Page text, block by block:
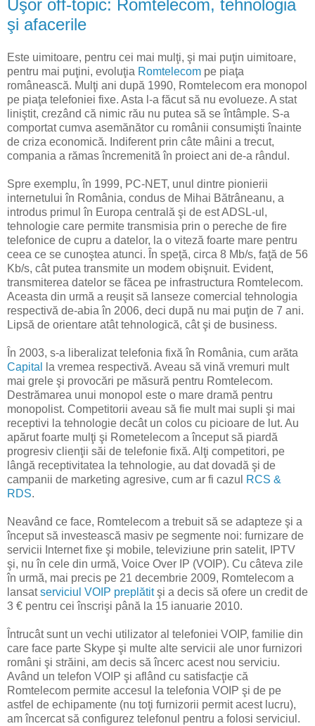
Uşor off-topic: Romtelecom, tehnologia
şi afacerile
Este uimitoare, pentru cei mai mulţi, şi mai puţin uimitoare,
pentru mai puţini, evoluţia Romtelecom pe piaţa
românească. Mulţi ani după 1990, Romtelecom era monopol
pe piaţa telefoniei fixe. Asta l-a făcut să nu evolueze. A stat
liniştit, crezând că nimic rău nu putea să se întâmple. S-a
comportat cumva asemănător cu românii consumişti înainte
de criza economică. Indiferent prin câte mâini a trecut,
compania a rămas încremenită în proiect ani de-a rândul.
Spre exemplu, în 1999, PC-NET, unul dintre pionierii
internetului în România, condus de Mihai Bătrâneanu, a
introdus primul în Europa centrală şi de est ADSL-ul,
tehnologie care permite transmisia prin o pereche de fire
telefonice de cupru a datelor, la o viteză foarte mare pentru
ceea ce se cunoştea atunci. În speţă, circa 8 Mb/s, faţă de 56
Kb/s, cât putea transmite un modem obişnuit. Evident,
transmiterea datelor se făcea pe infrastructura Romtelecom.
Aceasta din urmă a reuşit să lanseze comercial tehnologia
respectivă de-abia în 2006, deci după nu mai puţin de 7 ani.
Lipsă de orientare atât tehnologică, cât şi de business.
În 2003, s-a liberalizat telefonia fixă în România, cum arăta
Capital
la vremea respectivă. Aveau să vină vremuri mult
mai grele şi provocări pe măsură pentru Romtelecom.
Destrămarea unui monopol este o mare dramă pentru
monopolist. Competitorii aveau să fie mult mai supli şi mai
receptivi la tehnologie decât un colos cu picioare de lut. Au
apărut foarte mulţi şi Rometelecom a început să piardă
progresiv clienţii săi de telefonie fixă. Alţi competitori, pe
lângă receptivitatea la tehnologie, au dat dovadă şi de
campanii de marketing agresive, cum ar fi cazul
RCS &
RDS.
Neavând ce face, Romtelecom a trebuit să se adapteze şi a
început să investească masiv pe segmente noi: furnizare de
servicii Internet fixe şi mobile, televiziune prin satelit, IPTV
şi, nu în cele din urmă, Voice Over IP (VOIP). Cu câteva zile
în urmă, mai precis pe 21 decembrie 2009, Romtelecom a
lansatserviciul VOIP preplătitşi a decis să ofere un credit de
3 € pentru cei înscrişi până la 15 ianuarie 2010.
Întrucât sunt un vechi utilizator al telefoniei VOIP, familie din
care face parte Skype şi multe alte servicii ale unor furnizori
români şi străini, am decis să încerc acest nou serviciu.
Având un telefon VOIP şi aflând cu satisfacţie că
Romtelecom permite accesul la telefonia VOIP şi de pe
astfel de echipamente (nu toţi furnizorii permit acest lucru),
am încercat să configurez telefonul pentru a folosi serviciul.